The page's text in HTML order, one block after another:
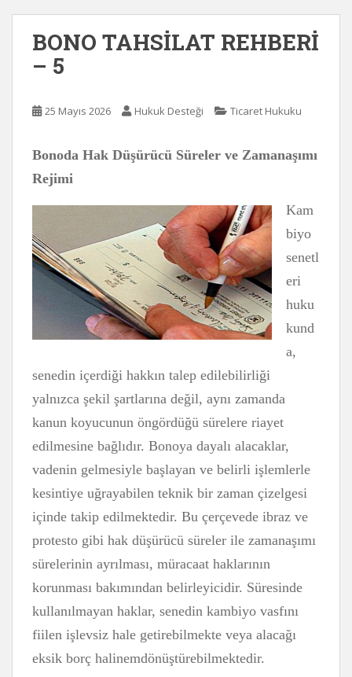
BONO TAHSİLAT REHBERİ
– 5
25 Mayıs 2026 Hukuk Desteği Ticaret Hukuku
Bonoda Hak Düşürücü Süreler ve Zamanaşımı
Rejimi
Kam
biyo
senetl
eri
huku
kund
a,
senedin içerdiği hakkın talep edilebilirliği
yalnızca şekil şartlarına değil, aynı zamanda
kanun koyucunun öngördüğü sürelere riayet
edilmesine bağlıdır. Bonoya dayalı alacaklar,
vadenin gelmesiyle başlayan ve belirli işlemlerle
kesintiye uğrayabilen teknik bir zaman çizelgesi
içinde takip edilmektedir. Bu çerçevede ibraz ve
protesto gibi hak düşürücü süreler ile zamanaşımı
sürelerinin ayrılması, müracaat haklarının
korunması bakımından belirleyicidir. Süresinde
kullanılmayan haklar, senedin kambiyo vasfını
fiilen işlevsiz hale getirebilmekte veya alacağı
eksik borç halinemdönüştürebilmektedir.